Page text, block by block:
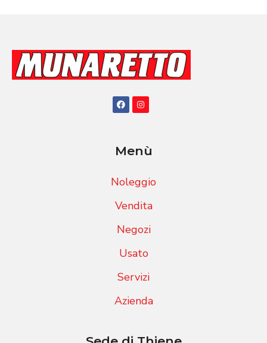
Menù
Noleggio
Vendita
Negozi
Usato
Servizi
Azienda